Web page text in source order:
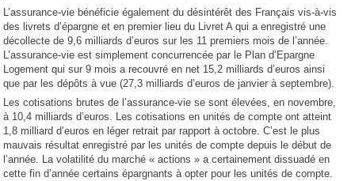
L’assurance-vie bénéficie également du désintérêt des Français vis-à-vis
des livrets d’épargne et en premier lieu du Livret A qui a enregistré une
décollecte de 9,6 milliards d’euros sur les 11 premiers mois de l’année.
L’assurance-vie est simplement concurrencée par le Plan d’Epargne
Logement qui sur 9 mois a recouvré en net 15,2 milliards d’euros ainsi
que par les dépôts à vue (27,3 milliards d’euros de janvier à septembre).
Les cotisations brutes de l’assurance-vie se sont élevées, en novembre,
à 10,4 milliards d’euros. Les cotisations en unités de compte ont atteint
1,8 milliard d’euros en léger retrait par rapport à octobre. C’est le plus
mauvais résultat enregistré par les unités de compte depuis le début de
l’année. La volatilité du marché « actions » a certainement dissuadé en
cette fin d’année certains épargnants à opter pour les unités de compte.